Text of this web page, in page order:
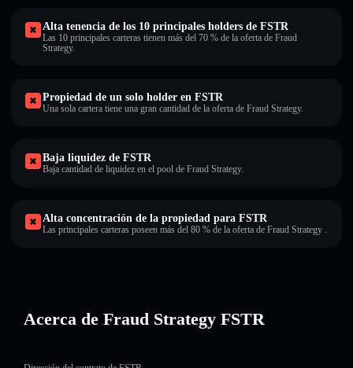
Alta tenencia de los 10 principales holders de FSTR
Las 10 principales carteras tienen más del 70 % de la oferta de Fraud
Strategy.
Propiedad de un solo holder en FSTR
Una sola cartera tiene una gran cantidad de la oferta de Fraud Strategy.
Baja liquidez de FSTR
Baja cantidad de liquidez en el pool de Fraud Strategy.
Alta concentración de la propiedad para FSTR
Las principales carteras poseen más del 80 % de la oferta de Fraud Strategy .
Acerca de Fraud Strategy FSTR